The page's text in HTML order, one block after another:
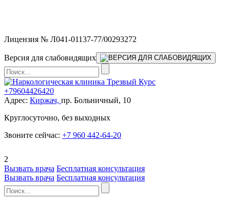
Лицензия № Л041-01137-77/00293272
Версия для слабовидящих
+79604426420
Адрес: Киржач, пр. Больничный, 10
Круглосуточно, без выходных
Звоните сейчас: +7 960 442-64-20
2
Вызвать врача Бесплатная консультация
Вызвать врача Бесплатная консультация